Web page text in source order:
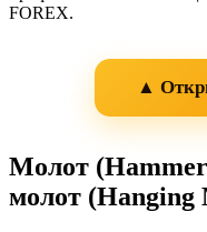
FOREX.
▲
Молот
молот (Hanging